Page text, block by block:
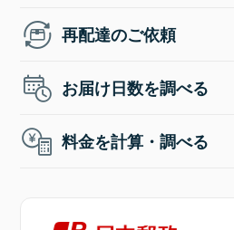
再配達のご依頼
お届け日数を調べる
料金を計算・調べる